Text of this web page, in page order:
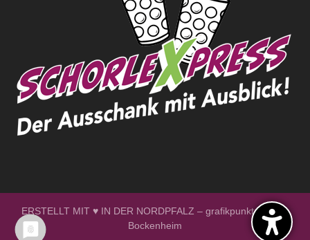
ERSTELLT MIT ♥ IN DER NORDPFALZ – grafikpunktdesign -
Bockenheim